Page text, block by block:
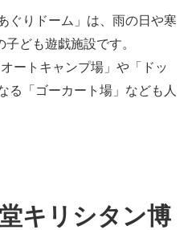
ぐりドーム」は、雨の日や寒
ども遊戯施設です。
ートキャンプ場」や「ドッ
る「ゴーカート場」なども人
キリシタン博